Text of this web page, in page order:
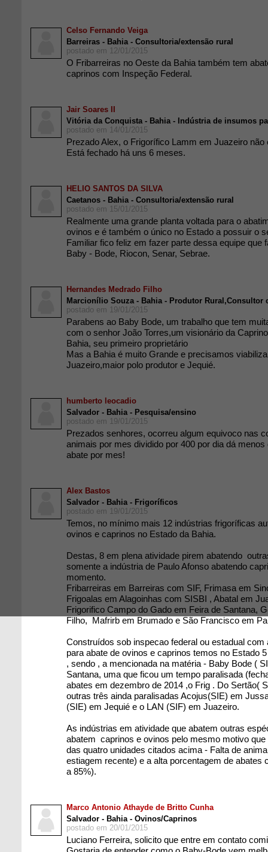
Celso Fernando Veiga
Barreiras - Bahia - Consultoria/extensão rural
postado em 12/01/2015
O Fribarreiras no Oeste da Bahia também tem
caprinos com Inspeção Federal.
Jair Soares II
Vitória da Conquista - Bahia - Indústria de insumos
postado em 14/01/2015
Prezado Alex, o Frigorífico Lamm em Juazeiro não
Está fechado há uns 6 meses.
HELIO SANTOS DA SILVA
Caetanos - Bahia - Consultoria/extensão rural
postado em 15/01/2015
Realmente uma grande planta voltada para o
ovinos e é também o único no Estado a possuir o
Familiar fico feliz em fazer parte dessa equipe que
Baby - Bode, Riocon, Senar, Sebrae.
Hernandes Medrado Filho
Marcionílio Souza - Bahia - Produtor Rural,Consultor
postado em 19/01/2015
Parabens ao Baby Bode, um trabalho que tem
com o senhor João Torres,um visionário da
Bahia, seu primeiro proprietário
Mas a Bahia é muito Grande e precisamos
Juazeiro,maior polo produtor e Jequié.
humberto leocadio
Salvador - Bahia - Pesquisa/ensino
postado em 19/01/2015
Prezados senhores, ocorreu algum equivoco nas
animais por mes dividido por 400 por dia dá
abate por mes!
Alex Bastos
Salvador - Bahia - Frigoríficos
postado em 19/01/2015
Temos, no mínimo mais 12 indústrias frigoríficas
ovinos e caprinos no Estado da Bahia.
Destas, 8 em plena atividade pirem abatendo
somente a indústria de Paulo Afonso abatendo
momento.
Fribarreiras em Barreiras com SIF, Frimasa em
Frigoalas em Alagoinhas com SISBI , Abatal em
Frigorifico Campo do Gado em Feira de Santana,
Filho, Mafrirb em Brumado e São Francisco em
Construídos sob inspecao federal ou estadual com
para abate de ovinos e caprinos temos no Estado
, sendo , a mencionada na matéria - Baby Bode (
Santana, uma que ficou um tempo paralisada
abates em dezembro de 2014 ,o Frig . Do Sertão(
outras três ainda paralisadas Acojus(SIE) em
(SIE) em Jequié e o LAN (SIF) em Juazeiro.
As indústrias em atividade que abatem outras
abatem caprinos e ovinos pelo mesmo motivo que
das quatro unidades citados acima - Falta de
estiagem recente) e a alta porcentagem de abates
a 85%).
Marco Antonio Athayde de Britto Cunha
Salvador - Bahia - Ovinos/Caprinos
postado em 20/01/2015
Luciano Ferreira, solicito que entre em contato